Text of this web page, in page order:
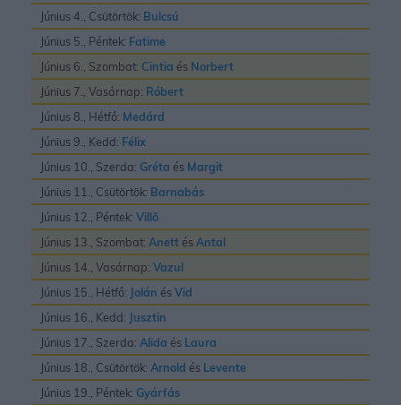
Június 4., Csütörtök: Bulcsú
Június 5., Péntek: Fatime
Június 6., Szombat: Cintia és Norbert
Június 7., Vasárnap: Róbert
Június 8., Hétfő: Medárd
Június 9., Kedd: Félix
Június 10., Szerda: Gréta és Margit
Június 11., Csütörtök: Barnabás
Június 12., Péntek: Villõ
Június 13., Szombat: Anett ésAntal
Június 14., Vasárnap: Vazul
Június 15., Hétfő: Jolán ésVid
Június 16., Kedd: Jusztin
Június 17., Szerda: Alida és Laura
Június 18., Csütörtök: Arnold és Levente
Június 19., Péntek: Gyárfás